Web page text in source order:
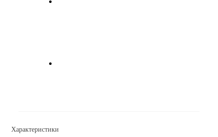
Характеристики